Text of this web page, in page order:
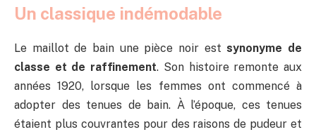
Un classique indémodable
Le maillot de bain une pièce noir estsynonyme de
classe et de raffinement. Son histoire remonte aux
années 1920, lorsque les femmes ont commencé à
adopter des tenues de bain. À l’époque, ces tenues
étaient plus couvrantes pour des raisons de pudeur et